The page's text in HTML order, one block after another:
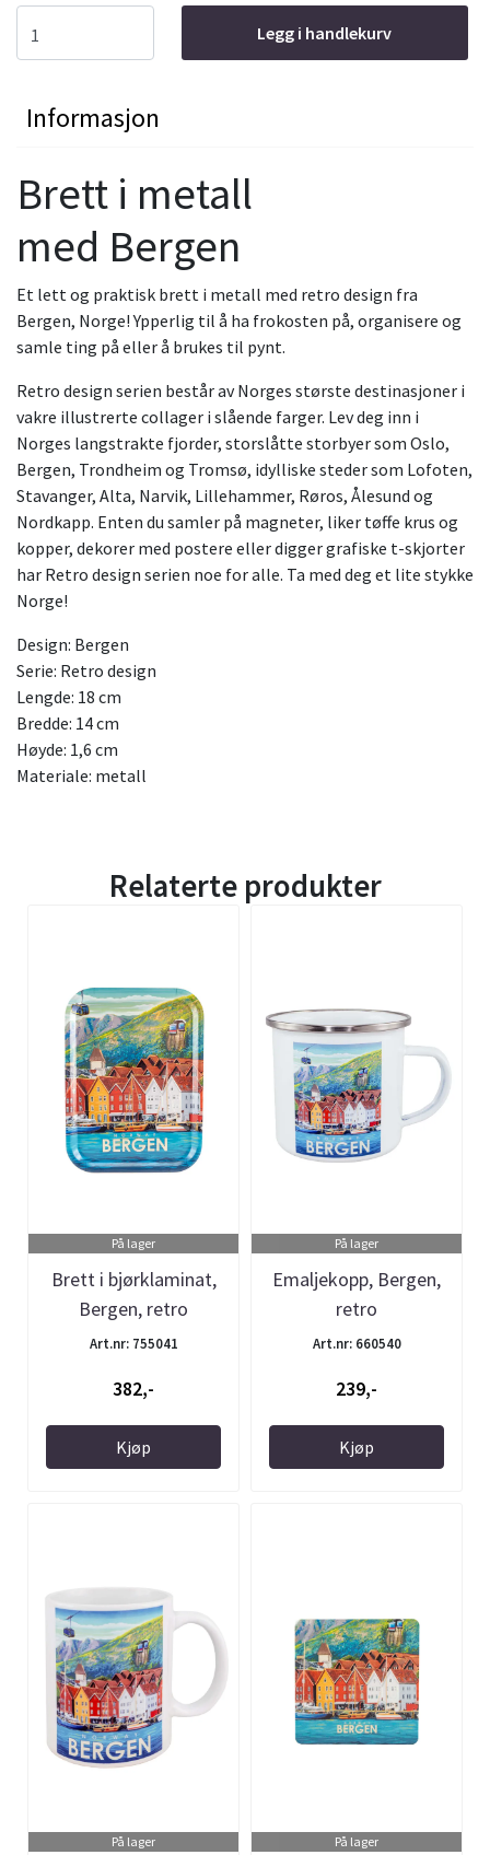
Legg i handlekurv
Informasjon
Brett i metall
med Bergen
Et lett og praktisk brett i metall med retro design fra
Bergen, Norge! Ypperlig til å ha frokosten på, organisere og
samle ting på eller å brukes til pynt.
Retro design serien består av Norges største destinasjoner i
vakre illustrerte collager i slående farger. Lev deg inn i
Norges langstrakte fjorder, storslåtte storbyer som Oslo,
Bergen, Trondheim og Tromsø, idylliske steder som Lofoten,
Stavanger, Alta, Narvik, Lillehammer, Røros, Ålesund og
Nordkapp. Enten du samler på magneter, liker tøffe krus og
kopper, dekorer med postere eller digger grafiske t-skjorter
har Retro design serien noe for alle. Ta med deg et lite stykke
Norge!
Design: Bergen
Serie: Retro design
Lengde: 18 cm
Bredde: 14 cm
Høyde: 1,6 cm
Materiale: metall
Relaterte produkter
På lager
Brett i bjørklaminat,
Bergen, retro
Art.nr: 755041
382,-
Kjøp
På lager
Emaljekopp, Bergen,
retro
Art.nr: 660540
239,-
Kjøp
På lager På lager